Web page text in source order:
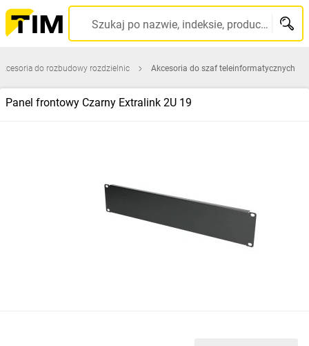
Szukaj po nazwie, indeksie, producencie, kodzie kreskowym...
do rozbudowy rozdzielnic Akcesoria do szaf teleinformatycznych
Panel frontowy Czarny Extralink 2U 19